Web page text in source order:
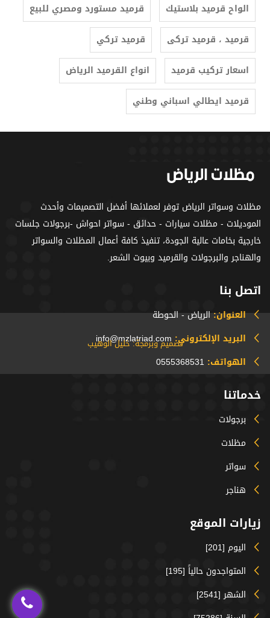
الواح قرميد بلاستيك
قرميد مستورد ومصري للبيع
قرميد ، قرميد تركى
قرميد تركي
اسعار تركيب قرميد
انواع القرميد الرياض
قرميد ايطالي اسباني وطني
مظلات وسواتر الرياض توفر لعملائها أفضل التصميمات وأحدث
الموديلات - مظلات سيارات - حدائق - سواتر احواش -برجولات جلسات
خارجية بخامات عالية الجودة، تنفيذ كافة أعمال المظلات والسواتر
والهناجر والبرجولات والقرميد وبيوت الشعر.
اتصل بنا
العنوان:الرياض - الحوطة
البريد الإلكتروني:info@mzlatriad.com
الهواتف: 0555368531
خدماتنا
برجولات
مظلات
سواتر
هناجر
زيارات الموقع
اليوم [201]
المتواجدون حالياً [195]
الشهر [2541]
تصميم وبرمجة: خليل الوهيب